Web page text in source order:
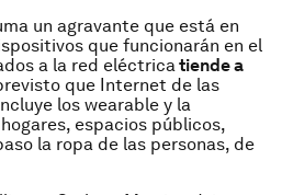
un agravante que está en
que funcionarán en el
a la red eléctricatiende a
que Internet de las
los wearable y la
espacios públicos,
la ropa de las personas, de